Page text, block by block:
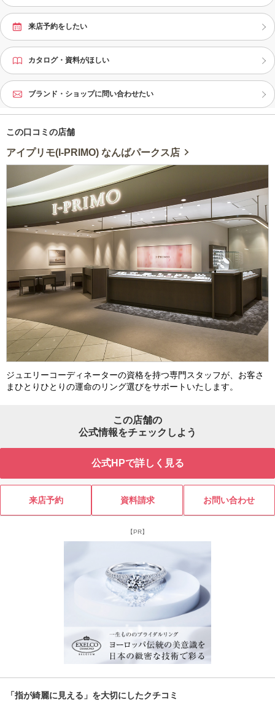
と思っていただくための充実のサー
ビスと品揃えでお待ちしておりま
す。まずは、お近くのアイプリモへ
ご来店ください。
た
来店予約をしたい
カタログ・資料がほしい
ブランド・ショップに問い合わせたい
この口コミの店舗
アイプリモ(I-PRIMO) なんばパークス店
ジュエリーコーディネーターの資格を持つ専門スタッフが、お客さ
まひとりひとりの運命のリング選びをサポートいたします。
この店舗の
公式情報をチェックしよう
公式HPで詳しく見る
来店予約 資料請求 お問い合わせ
【PR】
「指が綺麗に見える」を大切にしたクチコミ